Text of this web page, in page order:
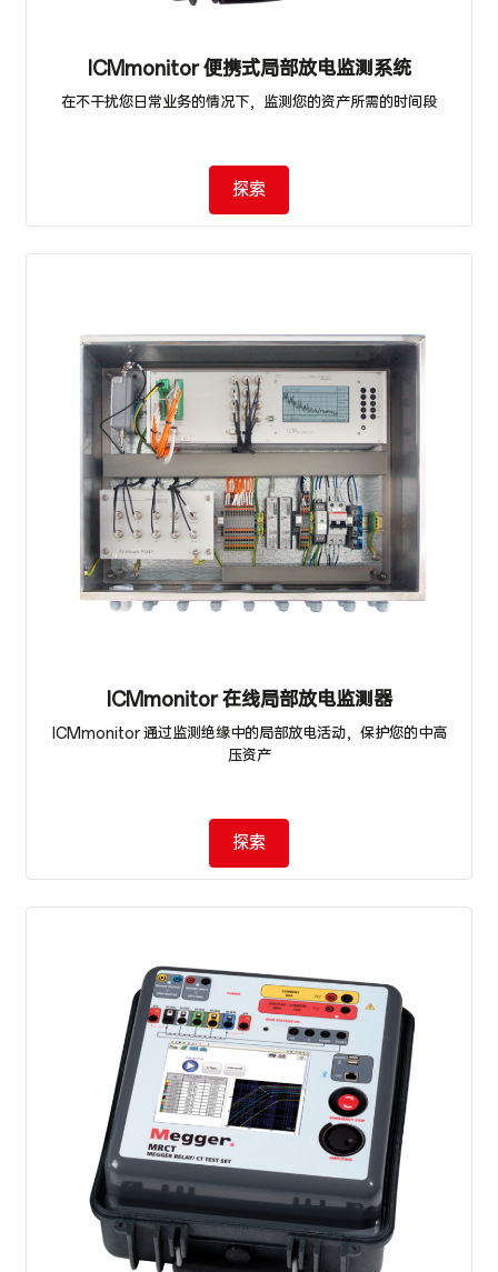
ICMmonitor 便携式局部放电监测系统
在不干扰您日常业务的情况下，监测您的资产所需的时间段
探索
ICMmonitor 在线局部放电监测器
ICMmonitor 通过监测绝缘中的局部放电活动，保护您的中高
压资产
探索